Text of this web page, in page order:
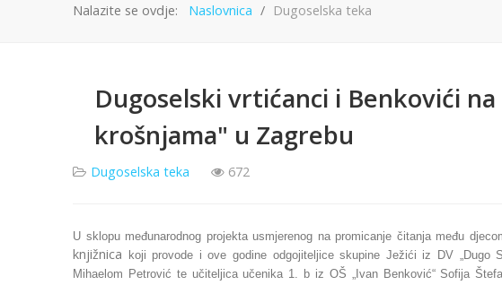
Nalazite se ovdje: Naslovnica Dugoselska teka
Dugoselski vrtićanci i Benkovići
krošnjama" u Zagrebu
Dugoselska teka 672
U sklopu međunarodnog projekta usmjerenog na promicanje čitanja među
knjižnica koji provode i ove godine odgojiteljice skupine Ježići iz DV „Dugo
Mihaelom Petrović te učiteljica učenika 1. b iz OŠ „Ivan Benković“ Sofija